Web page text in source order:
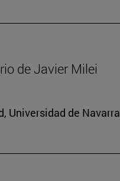
de Javier Milei
Universidad de Navarra